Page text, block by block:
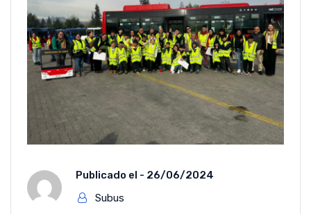
Publicado el - 26/06/2024
Subus